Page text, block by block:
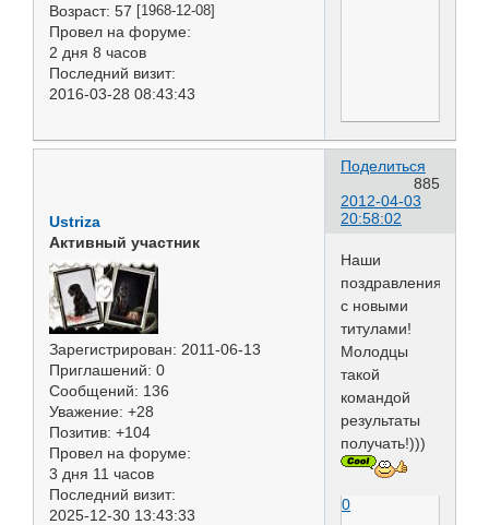
Возраст: 57 [1968-12-08]
Провел на форуме:
2 дня 8 часов
Последний визит:
2016-03-28 08:43:43
Поделиться
885
2012-04-03
20:58:02
Ustriza
Активный участник
Зарегистрирован: 2011-06-13
Приглашений: 0
Сообщений: 136
Уважение: +28
Позитив: +104
Провел на форуме:
3 дня 11 часов
Последний визит:
2025-12-30 13:43:33
Наши
поздравления
с новыми
титулами!
Молодцы
такой
командой
результаты
получать!)))
0